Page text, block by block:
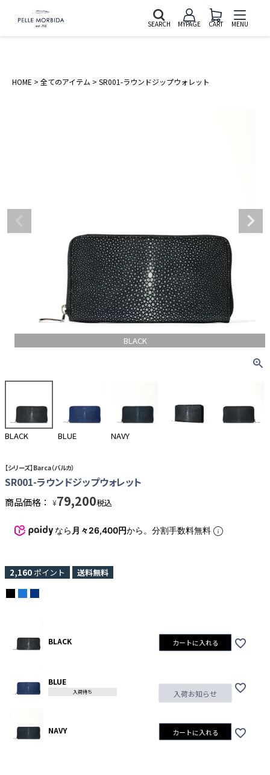
SEARCH MYPAGE CART MENU
HOME 全てのアイテム SR001-ラウンドジップウォレット
BLACK
BLACK BLUE NAVY
【シリーズ】Barca（バルカ）
SR001-ラウンドジップウォレット
商品価格： ¥79,200税込
なら 月々26,400円から。分割手数料無料
2,160 ポイント 送料無料
BLACK カートに入れる
BLUE
入荷待ち 入荷お知らせ
NAVY カートに入れる